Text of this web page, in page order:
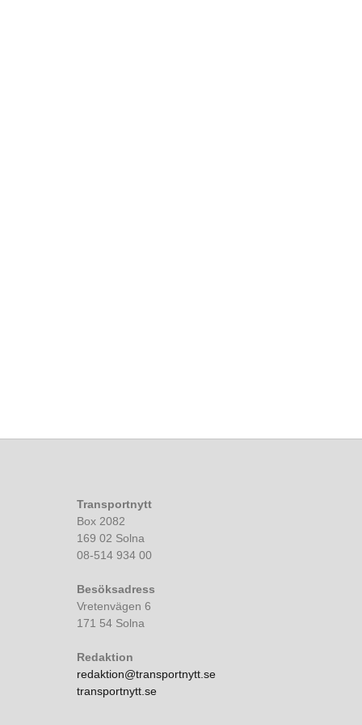
Transportnytt
Box 2082
169 02 Solna
08-514 934 00
Besöksadress
Vretenvägen 6
171 54 Solna
Redaktion
redaktion@transportnytt.se
transportnytt.se